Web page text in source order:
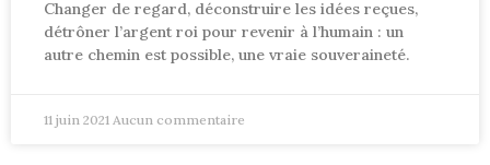
Changer de regard, déconstruire les idées reçues,
détrôner l’argent roi pour revenir à l’humain : un
autre chemin est possible, une vraie souveraineté.
11 juin 2021 Aucun commentaire